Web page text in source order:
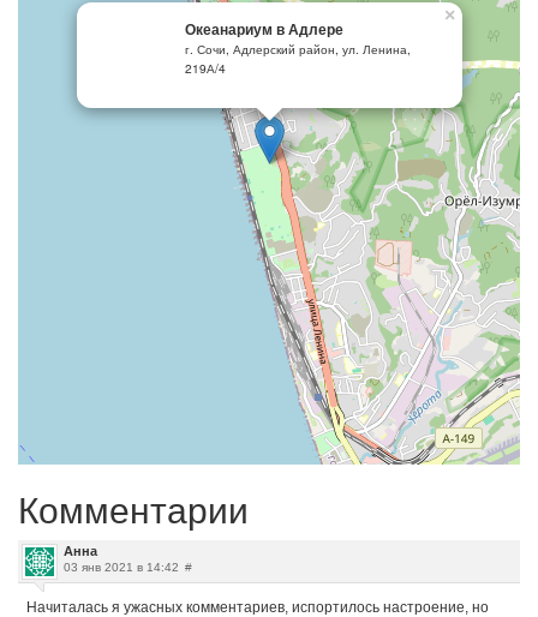
Океанариум в Адлере
г. Сочи, Адлерский район, ул. Ленина,
219А/4
×
Комментарии
Анна
03 янв 2021 в 14:42 #
Начиталась я ужасных комментариев, испортилось настроение, но